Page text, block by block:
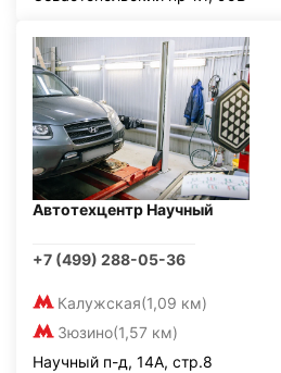
Автотехцентр Научный
+7 (499) 288-05-36
Калужская(1,09 км)
Зюзино(1,57 км)
Научный п-д, 14А, стр.8